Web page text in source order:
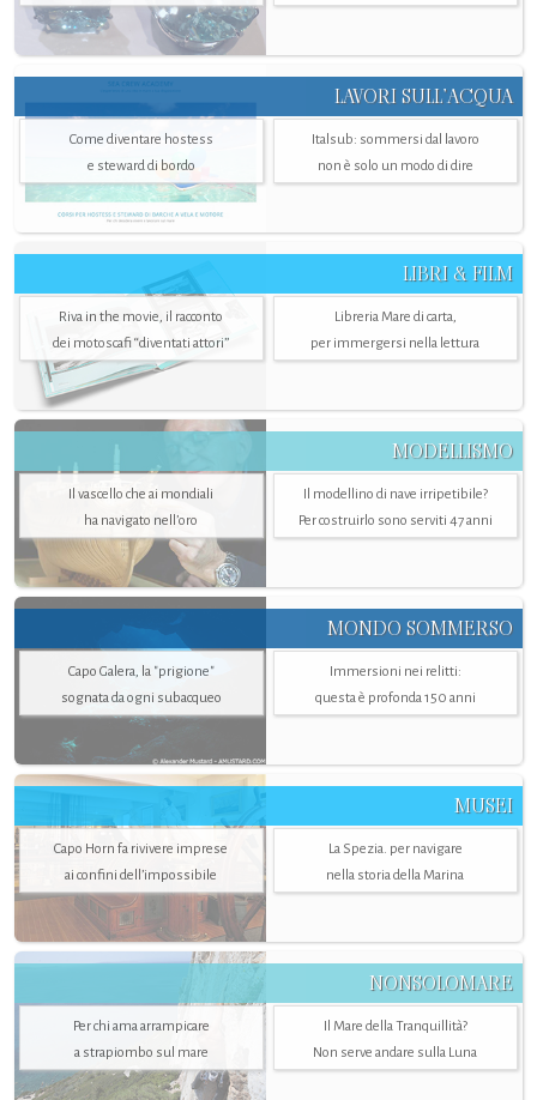
LAVORI SULL’ACQUA
Come diventare hostess
e steward di bordo
Italsub: sommersi dal lavoro
non è solo un modo di dire
LIBRI & FILM
Riva in the movie, il racconto
dei motoscafi “diventati attori”
Libreria Mare di carta,
per immergersi nella lettura
MODELLISMO
Il vascello che ai mondiali
ha navigato nell’oro
Il modellino di nave irripetibile?
Per costruirlo sono serviti 47 anni
MONDO SOMMERSO
Capo Galera, la "prigione"
sognata da ogni subacqueo
Immersioni nei relitti:
questa è profonda 150 anni
MUSEI
Capo Horn fa rivivere imprese
ai confini dell’impossibile
La Spezia. per navigare
nella storia della Marina
NONSOLOMARE
Per chi ama arrampicare
a strapiombo sul mare
Il Mare della Tranquillità?
Non serve andare sulla Luna